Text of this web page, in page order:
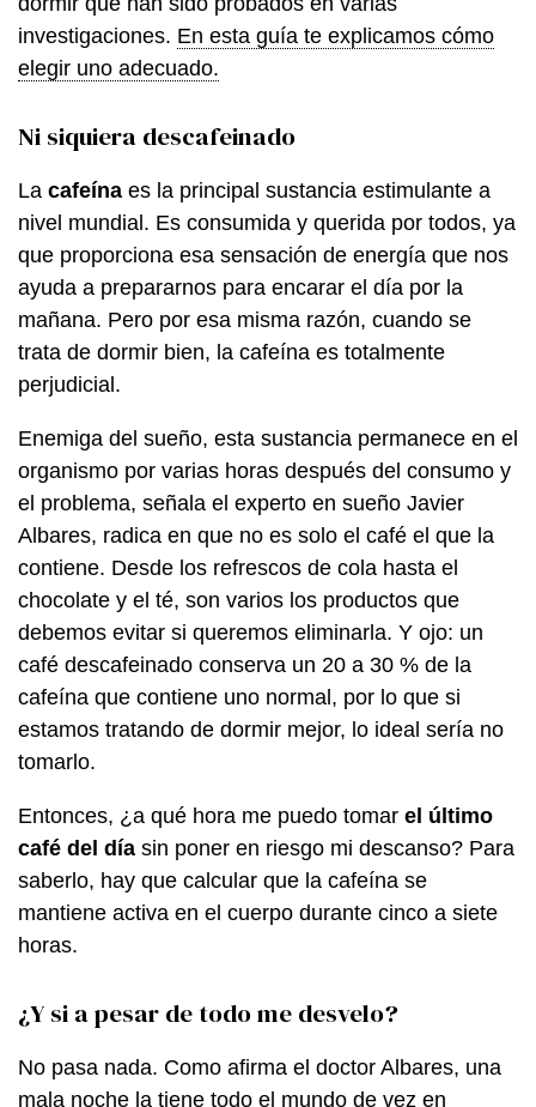
investigaciones. En esta guía te explicamos cómo
elegir uno adecuado.
Ni siquiera descafeinado
La cafeína es la principal sustancia estimulante a
nivel mundial. Es consumida y querida por todos, ya
que proporciona esa sensación de energía que nos
ayuda a prepararnos para encarar el día por la
mañana. Pero por esa misma razón, cuando se
trata de dormir bien, la cafeína es totalmente
perjudicial.
Enemiga del sueño, esta sustancia permanece en el
organismo por varias horas después del consumo y
el problema, señala el experto en sueño Javier
Albares, radica en que no es solo el café el que la
contiene. Desde los refrescos de cola hasta el
chocolate y el té, son varios los productos que
debemos evitar si queremos eliminarla. Y ojo: un
café descafeinado conserva un 20 a 30 % de la
cafeína que contiene uno normal, por lo que si
estamos tratando de dormir mejor, lo ideal sería no
tomarlo.
Entonces, ¿a qué hora me puedo tomar el último
café del día sin poner en riesgo mi descanso? Para
saberlo, hay que calcular que la cafeína se
mantiene activa en el cuerpo durante cinco a siete
horas.
¿Y si a pesar de todo me desvelo?
No pasa nada. Como afirma el doctor Albares, una
mala noche la tiene todo el mundo de vez en